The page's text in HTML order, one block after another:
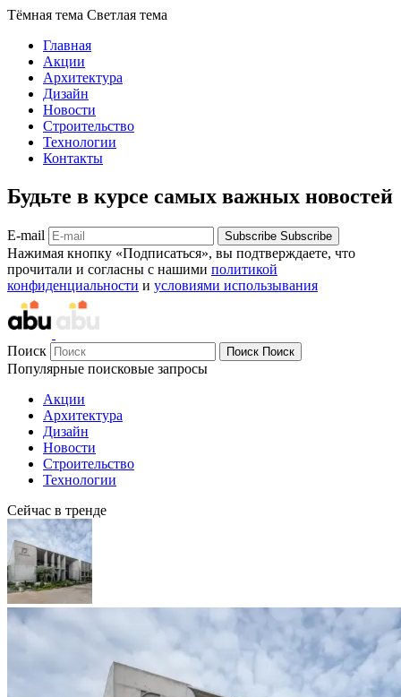
Тёмная тема Светлая тема
Главная
Акции
Архитектура
Дизайн
Новости
Строительство
Технологии
Контакты
Будьте в курсе самых важных новостей
E-mail Subscribe Subscribe
Нажимая кнопку «Подписаться», вы подтверждаете, что
прочитали и согласны с нашими политикой
конфиденциальности и условиями использывания
Поиск Поиск Поиск
Популярные поисковые запросы
Акции
Архитектура
Дизайн
Новости
Строительство
Технологии
Сейчас в тренде